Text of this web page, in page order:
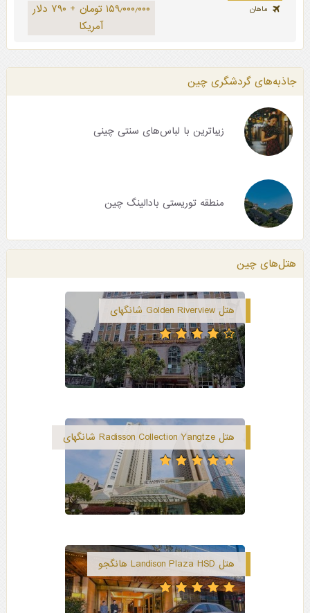
ماهان
۱۵۹٫۰۰۰٫۰۰۰ تومان + ۷۹۰ دلار
آمریکا
جاذبه‌های گردشگری چین
زیباترین با لباس‌های سنتی چینی
منطقه توریستی بادالینگ چین
هتل‌های چین
هتل Golden Riverview شانگهای
هتل Radisson Collection Yangtze شانگهای
هتل Landison Plaza HSD هانگجو